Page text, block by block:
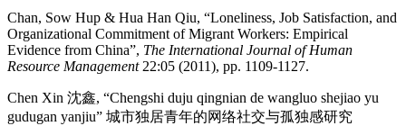
Chan, Sow Hup & Hua Han Qiu, “Loneliness, Job Satisfaction, and
Organizational Commitment of Migrant Workers: Empirical
Evidence from China”, The International Journal of Human
Resource Management22:05 (2011), pp. 1109-1127.
Chen Xin 沈鑫, “Chengshi duju qingnian de wangluo shejiao yu
gudugan yanjiu” 城市独居青年的网络社交与孤独感研究